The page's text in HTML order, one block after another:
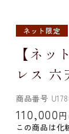
ネット限定
【ネッ
レス 六
商品番号
110,000円
この商品は化